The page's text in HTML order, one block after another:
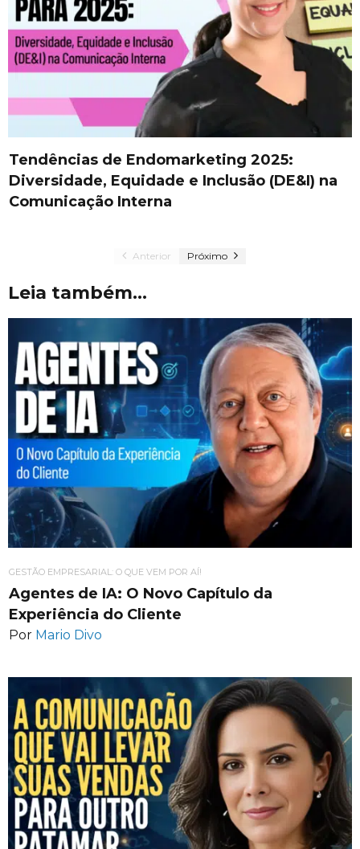
Tendências de Endomarketing 2025:
Diversidade, Equidade e Inclusão (DE&I) na
Comunicação Interna
Anterior Próximo
Leia também...
GESTÃO EMPRESARIAL: O QUE VEM POR AÍ!
Agentes de IA: O Novo Capítulo da
Experiência do Cliente
Por Mario Divo